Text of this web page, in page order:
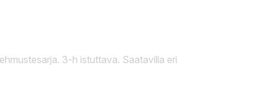
3-h istuttava. Saatavilla eri